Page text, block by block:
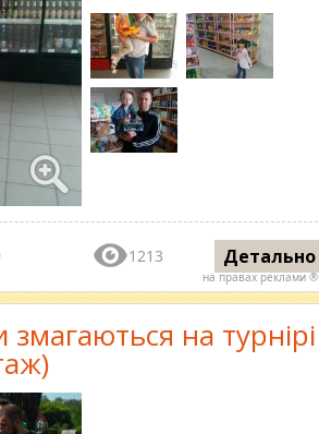
1213 Детально
на правах реклами ®
на турнірі